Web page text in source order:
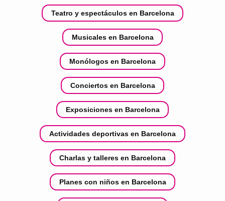
Teatro y espectáculos en Barcelona
Musicales en Barcelona
Monólogos en Barcelona
Conciertos en Barcelona
Exposiciones en Barcelona
Actividades deportivas en Barcelona
Charlas y talleres en Barcelona
Planes con niños en Barcelona